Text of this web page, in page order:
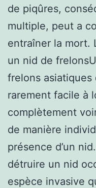
de piqûres,
multiple, peut a
entraîner la mort.
un nid de
frelons asiatiques
rarement facile à
complètement
de manière
présence d’un
détruire un nid
espèce invasive